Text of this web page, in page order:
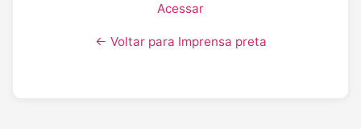
Acessar
← Voltar para Imprensa preta